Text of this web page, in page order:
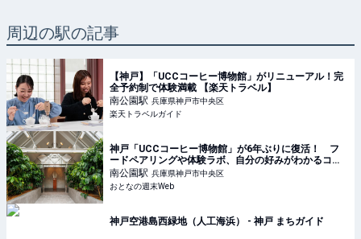
周辺の駅の記事
【神戸】「UCCコーヒー博物館」がリニューアル！完
全予約制で体験満載 【楽天トラベル】
南公園駅 兵庫県神戸市中央区
楽天トラベルガイド
神戸「UCCコーヒー博物館」が6年ぶりに復活！ フ
ードペアリングや体験ラボ、自分の好みがわかるコー
ヒー診断も
南公園駅 兵庫県神戸市中央区
おとなの週末Web
神戸空港島西緑地（人工海浜） - 神戸 まちガイド